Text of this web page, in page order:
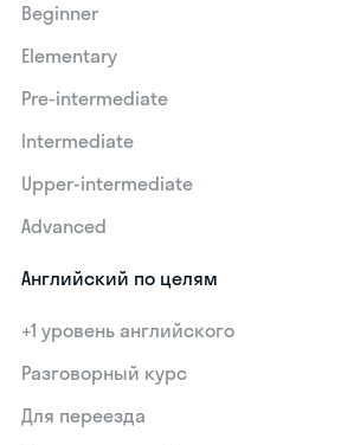
Beginner
Elementary
Pre-intermediate
Intermediate
Upper-intermediate
Advanced
Английский по целям
+1 уровень английского
Разговорный курс
Для переезда